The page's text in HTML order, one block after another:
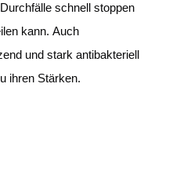
schnell stoppen
kann. Auch
und stark antibakteriell
ihren Stärken.